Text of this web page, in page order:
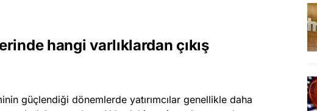
hangi varlıklardan çıkış
güçlendiği dönemlerde yatırımcılar genellikle daha